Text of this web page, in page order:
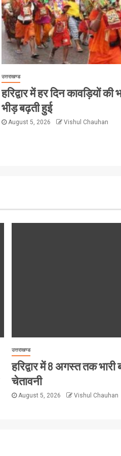
उत्तराखण्ड
हरिद्वार में हर दिन कावड़ियों की
भीड़ बढ़ती हुई
August 5, 2026 Vishul Chauhan
उत्तराखण्ड
हरिद्वार में 8 अगस्त तक भारी
चेतावनी
August 5, 2026 Vishul Chauhan